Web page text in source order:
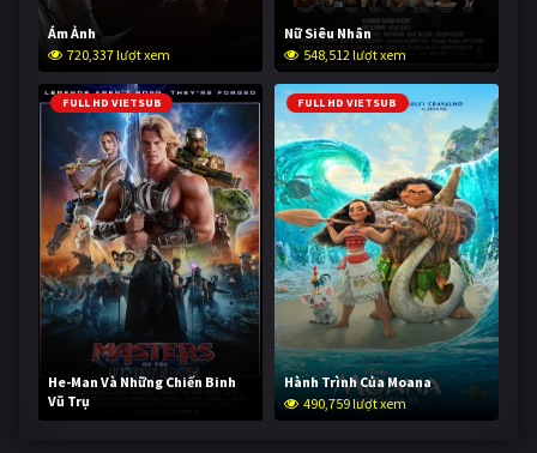
Ám Ảnh
720,337 lượt xem
Nữ Siêu Nhân
548,512 lượt xem
FULL HD VIETSUB
He-Man Và Những Chiến Binh
Vũ Trụ
239,490 lượt xem
FULL HD VIETSUB
Hành Trình Của Moana
490,759 lượt xem